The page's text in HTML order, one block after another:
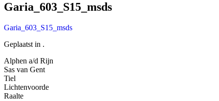
Garia_603_S15_msds
Garia_603_S15_msds
Geplaatst in .
Alphen a/d Rijn
Sas van Gent
Tiel
Lichtenvoorde
Raalte